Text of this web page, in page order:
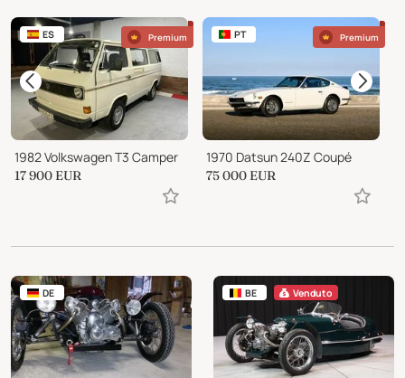
ES Premium
1982 Volkswagen T3 Camper
17 900 EUR
PT Premium
1970 Datsun 240Z Coupé
75 000 EUR
DE BE Venduto